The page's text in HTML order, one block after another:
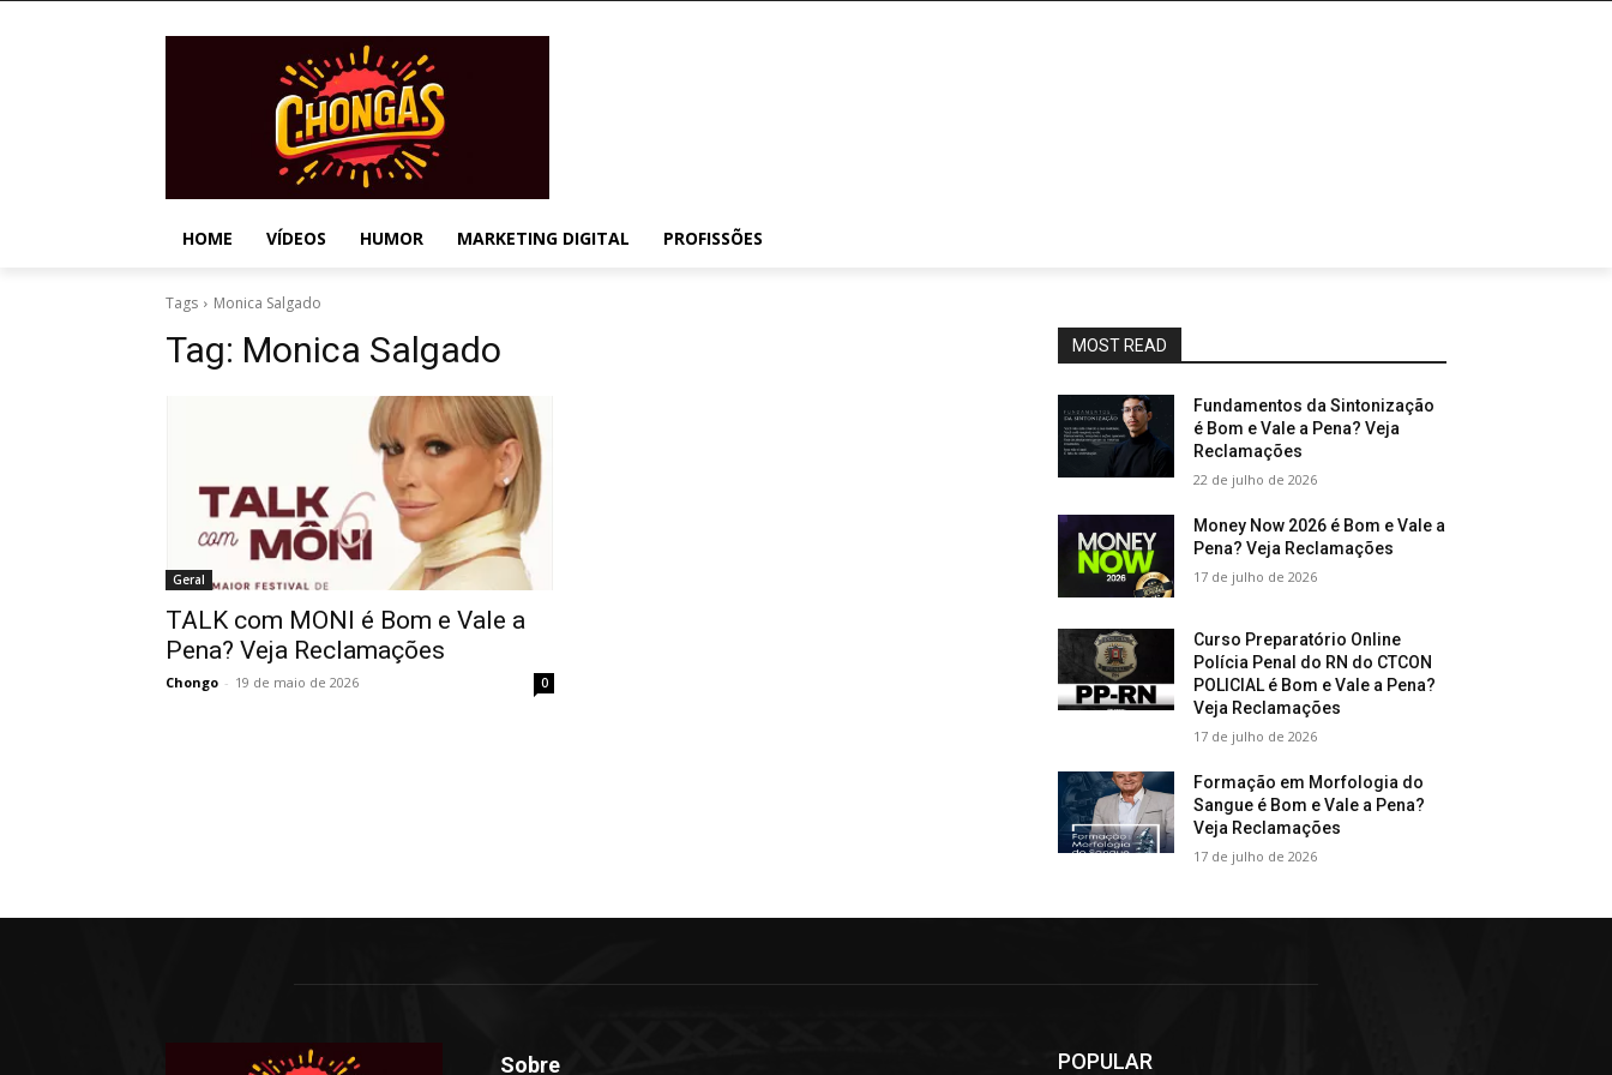
HOME VÍDEOS HUMOR MARKETING DIGITAL PROFISSÕES
Tags Monica Salgado
Tag: Monica Salgado
Geral
TALK com MONI é Bom e Vale a
Pena? Veja Reclamações
Chongo - 19 de maio de 2026 0
MOST READ
Fundamentos da Sintonização
é Bom e Vale a Pena? Veja
Reclamações
22 de julho de 2026
Money Now 2026 é Bom e Vale a
Pena? Veja Reclamações
17 de julho de 2026
Curso Preparatório Online
Polícia Penal do RN do CTCON
POLICIAL é Bom e Vale a Pena?
Veja Reclamações
17 de julho de 2026
Formação em Morfologia do
Sangue é Bom e Vale a Pena?
Veja Reclamações
17 de julho de 2026
Sobre POPULAR